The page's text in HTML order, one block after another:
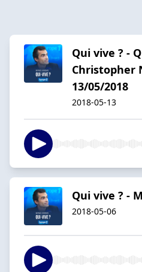
Qui vive ? -
Christopher
13/05/2018
2018-05-13
Qui vive ? -
2018-05-06